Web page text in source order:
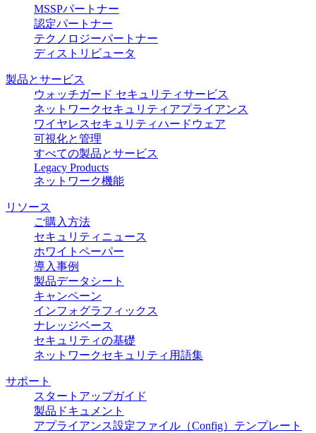
MSSPパートナー
認定パートナー
テクノロジーパートナー
ディストリビュータ
製品とサービス
ウォッチガード セキュリティサービス
ネットワークセキュリティアプライアンス
ワイヤレスセキュリティハードウェア
可視化と管理
すべての製品とサービス
Legacy Products
ネットワーク機能
リソース
ご購入方法
セキュリティニュース
ホワイトペーパー
導入事例
製品データシート
キャンペーン
インフォグラフィックス
ナレッジベース
セキュリティの基礎
ネットワークセキュリティ用語集
サポート
スタートアップガイド
製品ドキュメント
アプライアンス設定ファイル（Config）テンプレート